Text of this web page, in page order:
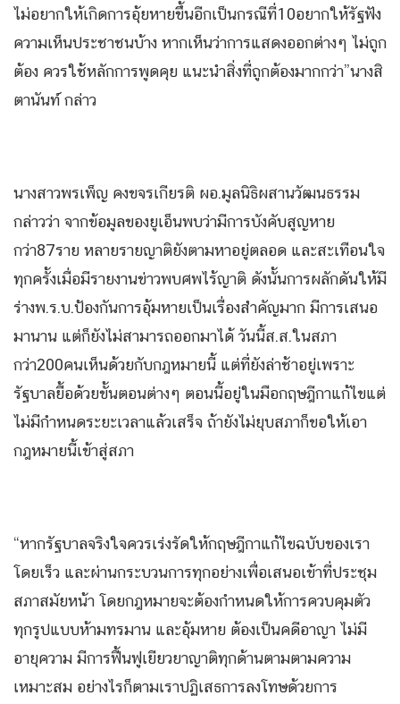
ไม่อยากให้เกิดการอุ้ยหายขึ้นอีกเป็นกรณีที่10อยากให้รัฐฟัง
ความเห็นประชาชนบ้าง หากเห็นว่าการแสดงออกต่างๆ ไม่ถูก
ต้อง ควรใช้หลักการพูดคุย แนะนำสิ่งที่ถูกต้องมากกว่า”นางสิ
ตานันท์ กล่าว
นางสาวพรเพ็ญ คงขจรเกียรติ ผอ.มูลนิธิผสานวัฒนธรรม
กล่าวว่า จากข้อมูลของยูเอ็นพบว่ามีการบังคับสูญหาย
กว่า87ราย หลายรายญาติยังตามหาอยู่ตลอด และสะเทือนใจ
ทุกครั้งเมื่อมีรายงานข่าวพบศพไร้ญาติ ดังนั้นการผลักดันให้มี
ร่างพ.ร.บ.ป้องกันการอุ้มหายเป็นเรื่องสำคัญมาก มีการเสนอ
มานาน แต่ก็ยังไม่สามารถออกมาได้ วันนี้ส.ส.ในสภา
กว่า200คนเห็นด้วยกับกฎหมายนี้ แต่ที่ยังล่าช้าอยู่เพราะ
รัฐบาลยื้อด้วยขั้นตอนต่างๆ ตอนนี้อยู่ในมือกฤษฎีกาแก้ไขแต่
ไม่มีกำหนดระยะเวลาแล้วเสร็จ ถ้ายังไม่ยุบสภาก็ขอให้เอา
กฎหมายนี้เข้าสู่สภา
“หากรัฐบาลจริงใจควรเร่งรัดให้กฤษฎีกาแก้ไขฉบับของเรา
โดยเร็ว และผ่านกระบวนการทุกอย่างเพื่อเสนอเข้าที่ประชุม
สภาสมัยหน้า โดยกฎหมายจะต้องกำหนดให้การควบคุมตัว
ทุกรูปแบบห้ามทรมาน และอุ้มหาย ต้องเป็นคดีอาญา ไม่มี
อายุความ มีการฟื้นฟูเยียวยาญาติทุกด้านตามตามความ
เหมาะสม อย่างไรก็ตามเราปฏิเสธการลงโทษด้วยการ